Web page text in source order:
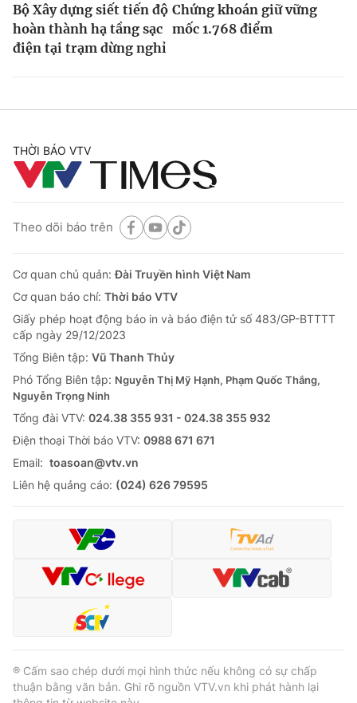
Bộ Xây dựng siết tiến độ
hoàn thành hạ tầng sạc
điện tại trạm dừng nghỉ
Chứng khoán giữ vững
mốc 1.768 điểm
THỜI BÁO VTV
Theo dõi báo trên
Cơ quan chủ quản:Đài Truyền hình Việt Nam
Cơ quan báo chí: Thời báo VTV
Giấy phép hoạt động báo in và báo điện tử số 483/GP-BTTTT
cấp ngày 29/12/2023
Tổng Biên tập: Vũ Thanh Thủy
Phó Tổng Biên tập: Nguyễn Thị Mỹ Hạnh, Phạm Quốc Thắng,
Nguyễn Trọng Ninh
Tổng đài VTV: 024.38 355 931 - 024.38 355 932
Ðiện thoại Thời báo VTV: 0988 671 671
Email: toasoan@vtv.vn
Liên hệ quảng cáo: (024) 626 79595
® Cấm sao chép dưới mọi hình thức nếu không có sự chấp
thuận bằng văn bản. Ghi rõ nguồn VTV.vn khi phát hành lại